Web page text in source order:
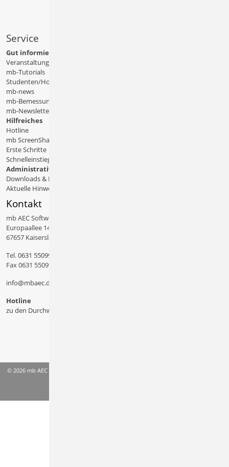
Service
Gut informiert
Veranstaltungen
mb-Tutorials
Studenten/Hochschule
mb-news
mb-Bemessungstafeln
mb-Newsletter
Hilfreiches
Hotline
mb ScreenShare
Erste Schritte
Schnelleinstiege & Doku
Administratives
Downloads & Patches
Aktuelle Hinweise
Kontakt
mb AEC Software GmbH
Europaallee 14
67657 Kaiserslautern
Tel.0631 550999 11
Fax 0631 550999 20
info@mbaec.de
Hotline
zu den Durchwahlen
© 2026 mb AEC Software GmbH